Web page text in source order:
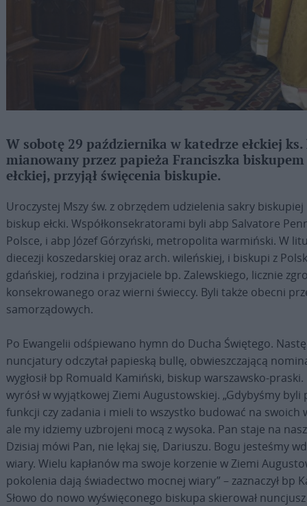
W sobotę 29 października w katedrze ełckiej
mianowany przez papieża Franciszka
ełckiej, przyjął święcenia biskupie.
Uroczystej Mszy św. z obrzędem udzielenia sakry
biskup ełcki. Współkonsekratorami byli abp Salvatore
Polsce, i abp Józef Górzyński, metropolita warmiński. W
diecezji koszedarskiej oraz arch. wileńskiej, i biskupi z
gdańskiej, rodzina i przyjaciele bp. Zalewskiego, licznie
konsekrowanego oraz wierni świeccy. Byli także obecni
samorządowych.
Po Ewangelii odśpiewano hymn do Ducha Świętego.
nuncjatury odczytał papieską bullę, obwieszczającą
wygłosił bp Romuald Kamiński, biskup warszawsko-
wyrósł w wyjątkowej Ziemi Augustowskiej. „Gdybyśmy byli
funkcji czy zadania i mieli to wszystko budować na swoich
ale my idziemy uzbrojeni mocą z wysoka. Pan staje na
Dzisiaj mówi Pan, nie lękaj się, Dariuszu. Bogu jesteśmy
wiary. Wielu kapłanów ma swoje korzenie w Ziemi
pokolenia dają świadectwo mocnej wiary” – zaznaczył bp
Słowo do nowo wyświęconego biskupa skierował